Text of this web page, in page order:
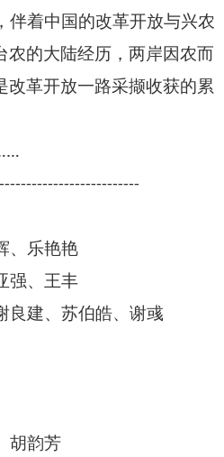
着中国的改革开放与兴农
农的大陆经历，两岸因农而
改革开放一路采撷收获的累
、乐艳艳
强、王丰
建、苏伯皓、谢彧
胡韵芳